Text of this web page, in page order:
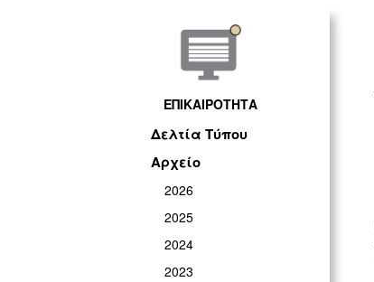
ΕΠΙΚΑΙΡΟΤΗΤΑ
Δελτία Τύπου
Αρχείο
2026
2025
2024
2023